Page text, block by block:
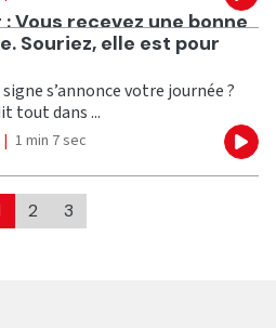
Vous recevez une bonne
Souriez, elle est pour
s’annonce votre journée ?
tout dans ...
| 1 min 7 sec
2 3